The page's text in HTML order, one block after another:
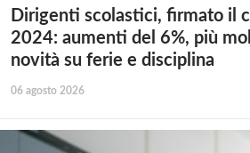
Dirigenti scolastici, firmato il
2024: aumenti del 6%, più
novità su ferie e disciplina
06 agosto 2026